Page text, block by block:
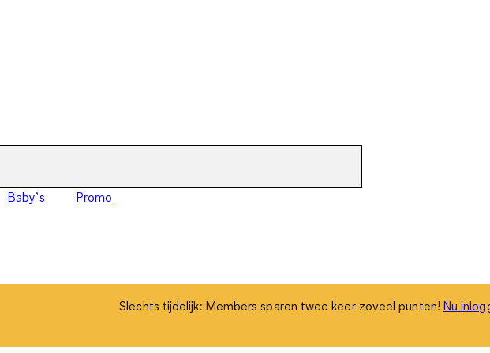
Baby’s Promo
Slechts tijdelijk: Members sparen twee keer zoveel punten! Nu